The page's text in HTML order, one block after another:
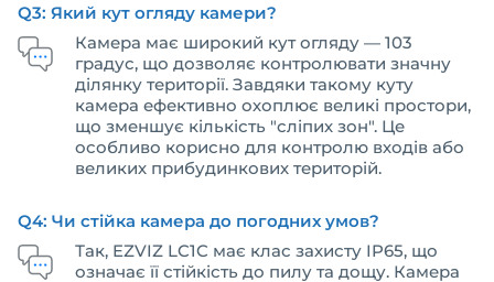
Q3: Який кут огляду камери?
Камера має широкий кут огляду — 103
градус, що дозволяє контролювати значну
ділянку території. Завдяки такому куту
камера ефективно охоплює великі простори,
що зменшує кількість "сліпих зон". Це
особливо корисно для контролю входів або
великих прибудинкових територій.
Q4: Чи стійка камера до погодних умов?
Так, EZVIZ LC1C має клас захисту IP65, що
означає її стійкість до пилу та дощу. Камера